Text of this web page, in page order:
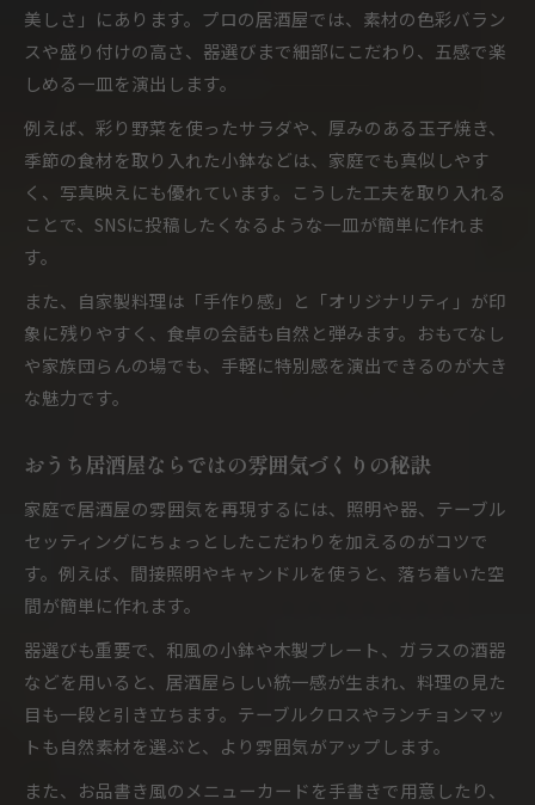
居酒屋定番メニューをおうちで手軽に実現
人気のおうち居酒屋メニュー一覧で迷わない
定番居酒屋メニューが家庭の主役になる理由
居酒屋のおつまみで食卓が華やぐ定番レシピ
家庭で作れる居酒屋メニュー簡単アレンジ術
見た目も映えるおうち居酒屋レシピを厳選
居酒屋のおしゃれな盛り付けテクニック紹介
見た目が華やぐ居酒屋レシピ人気ベスト
簡単に作れる映え居酒屋レシピ実践ガイド
居酒屋の自家製料理で雰囲気が変わる理由
おうち居酒屋メニューで非日常を演出する方法
居酒屋のおつまみで会話が弾む食卓作り
自家製居酒屋メニューで満足感を高めるコツ
居酒屋の定番料理で楽しい時間を演出しよう
手軽に作れる居酒屋風アレンジ術を公開
居酒屋メニューを家庭で手軽にアレンジする方
法
簡単アレンジで居酒屋のおつまみが華やかに
自家製居酒屋レシピでワンランク上の食卓を実
美しさ」にあります。プロの居酒屋では、素材の色彩バラン
スや盛り付けの高さ、器選びまで細部にこだわり、五感で楽
しめる一皿を演出します。
例えば、彩り野菜を使ったサラダや、厚みのある玉子焼き、
季節の食材を取り入れた小鉢などは、家庭でも真似しやす
く、写真映えにも優れています。こうした工夫を取り入れる
ことで、SNSに投稿したくなるような一皿が簡単に作れま
す。
また、自家製料理は「手作り感」と「オリジナリティ」が印
象に残りやすく、食卓の会話も自然と弾みます。おもてなし
や家族団らんの場でも、手軽に特別感を演出できるのが大き
な魅力です。
おうち居酒屋ならではの雰囲気づくりの秘訣
家庭で居酒屋の雰囲気を再現するには、照明や器、テーブル
セッティングにちょっとしたこだわりを加えるのがコツで
す。例えば、間接照明やキャンドルを使うと、落ち着いた空
間が簡単に作れます。
器選びも重要で、和風の小鉢や木製プレート、ガラスの酒器
などを用いると、居酒屋らしい統一感が生まれ、料理の見た
目も一段と引き立ちます。テーブルクロスやランチョンマッ
トも自然素材を選ぶと、より雰囲気がアップします。
また、お品書き風のメニューカードを手書きで用意したり、